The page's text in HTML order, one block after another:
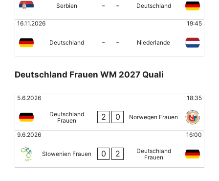
Serbien - - Deutschland
16.11.2026 19:45
Deutschland - - Niederlande
Deutschland Frauen WM 2027 Quali
5.6.2026 18:35
Deutschland
Frauen
2 0 Norwegen Frauen
9.6.2026 16:00
Slowenien Frauen 0 2
Deutschland
Frauen